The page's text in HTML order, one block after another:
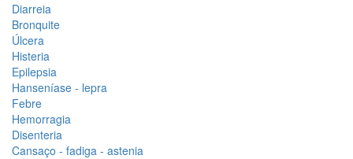
Diarreia
Bronquite
Úlcera
Histeria
Epilepsia
Hanseníase - lepra
Febre
Hemorragia
Disenteria
Cansaço - fadiga - astenia